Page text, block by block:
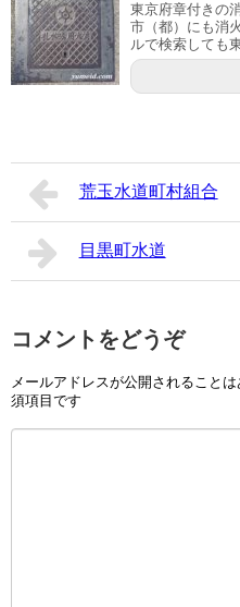
東京府章付きの
市（都）にも消
ルで検索しても
荒玉水道町村組合
目黒町水道
コメントをどうぞ
メールアドレスが公開されることは
須項目です